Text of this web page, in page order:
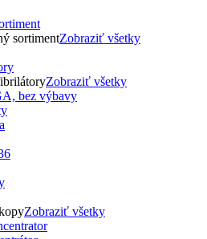
sortimentZobraziť všetky
Zobraziť všetky
Zobraziť všetky